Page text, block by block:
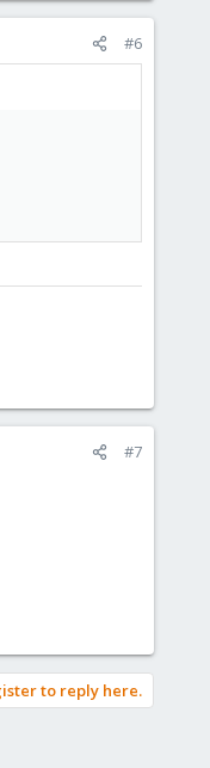
#6
#7
to reply here.